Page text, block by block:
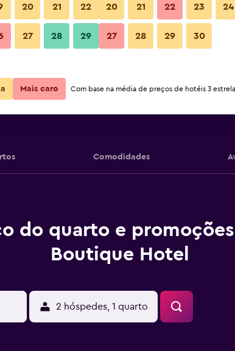
Ver preços
Ver preços
Comodidades
do quarto e
Boutique Hotel
2 hóspedes, 1 quarto
20 21 22
27 28 29
20 21 22 23 24
27 28 29 30
Mais caro Com base na média de preços de hotéis 3